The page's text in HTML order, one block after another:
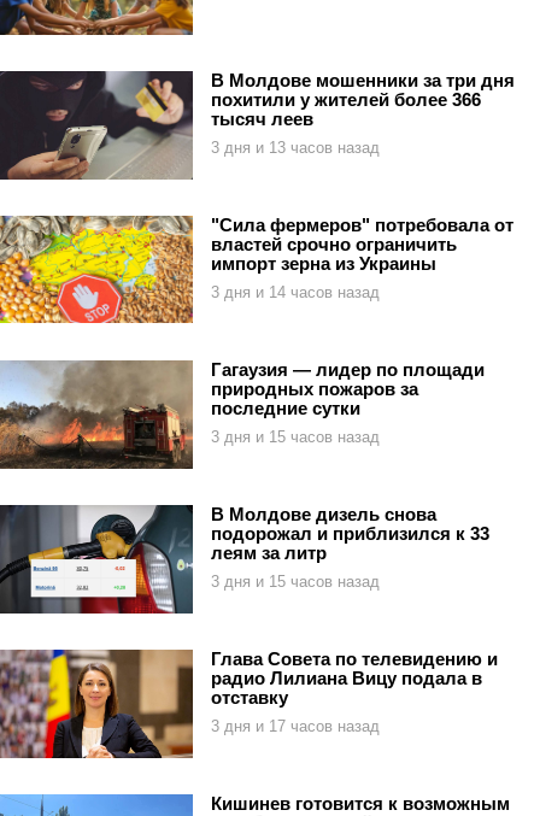
В Молдове мошенники за три дня
похитили у жителей более 366
тысяч леев
3 дня и 13 часов назад
"Сила фермеров" потребовала от
властей срочно ограничить
импорт зерна из Украины
3 дня и 14 часов назад
Гагаузия — лидер по площади
природных пожаров за
последние сутки
3 дня и 15 часов назад
В Молдове дизель снова
подорожал и приблизился к 33
леям за литр
3 дня и 15 часов назад
Глава Совета по телевидению и
радио Лилиана Вицу подала в
отставку
3 дня и 17 часов назад
Кишинев готовится к возможным